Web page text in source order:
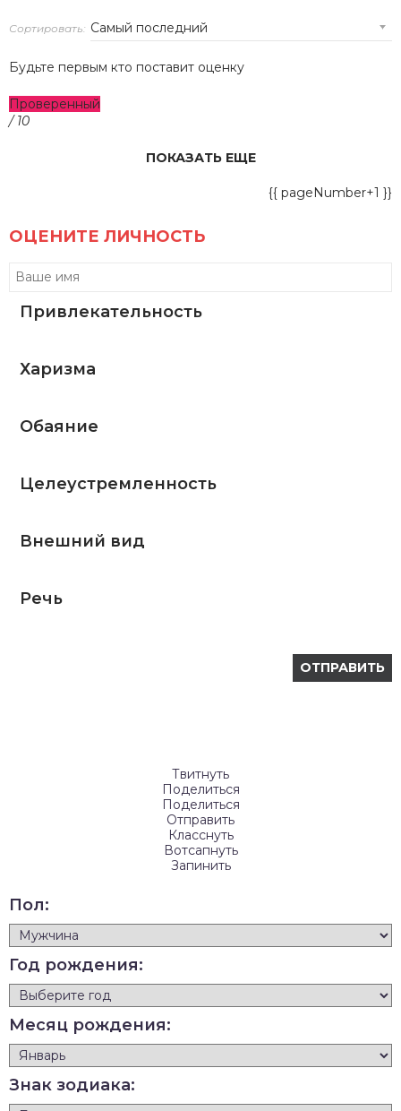
Сортировать:
Будьте первым кто поставит оценку
Проверенный
/ 10
ПОКАЗАТЬ ЕЩЕ
{{ pageNumber+1 }}
ОЦЕНИТЕ ЛИЧНОСТЬ
Привлекательность
Харизма
Обаяние
Целеустремленность
Внешний вид
Речь
Твитнуть
Поделиться
Поделиться
Отправить
Класснуть
Вотсапнуть
Запинить
Пол:
Год рождения:
Месяц рождения:
Знак зодиака: